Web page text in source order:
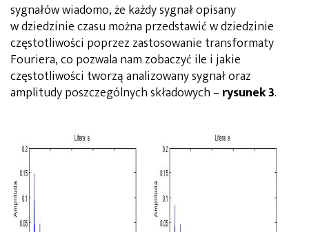
sygnałów wiadomo, że każdy sygnał opisany
w dziedzinie czasu można przedstawić w dziedzinie
częstotliwości poprzez zastosowanie transformaty
Fouriera, co pozwala nam zobaczyć ile i jakie
częstotliwości tworzą analizowany sygnał oraz
amplitudy poszczególnych składowych –rysunek 3.